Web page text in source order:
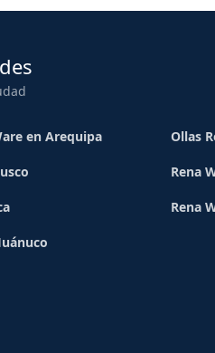
en Arequipa Ollas
Rena
Rena